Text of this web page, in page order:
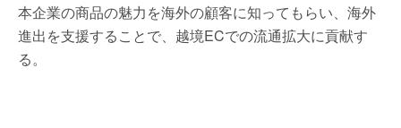
本企業の商品の魅力を海外の顧客に知ってもらい、海外
進出を支援することで、越境ECでの流通拡大に貢献す
る。